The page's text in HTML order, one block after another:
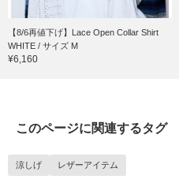
【8/6再値下げ】Lace Open Collar Shirt
WHITE / サイズ M
¥6,160
このページに関連するタグ
涼しげ レザーアイテム